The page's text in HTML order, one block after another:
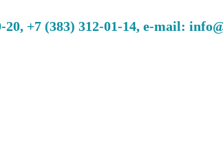
20, +7 (383) 312-01-14, e-mail: